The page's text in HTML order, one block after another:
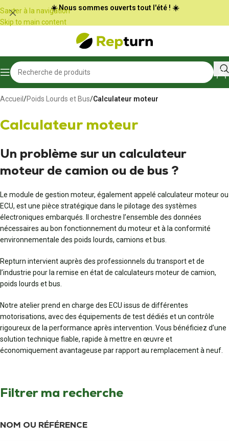
Panneau de gestion des cookies
Sauter à la navigation
Skip to main content
☀️ Nous sommes ouverts tout l'été ! ☀️
Accueil /Poids Lourds et Bus/Calculateur moteur
Calculateur moteur
Un problème sur un calculateur
moteur de camion ou de bus ?
Le module de gestion moteur, également appelé calculateur moteur ou
ECU, est une pièce stratégique dans le pilotage des systèmes
électroniques embarqués. Il orchestre l’ensemble des données
nécessaires au bon fonctionnement du moteur et à la conformité
environnementale des poids lourds, camions et bus.
Repturn intervient auprès des professionnels du transport et de
l’industrie pour la remise en état de calculateurs moteur de camion,
poids lourds et bus.
Notre atelier prend en charge des ECU issus de différentes
motorisations, avec des équipements de test dédiés et un contrôle
rigoureux de la performance après intervention. Vous bénéficiez d’une
solution technique fiable, rapide à mettre en œuvre et
économiquement avantageuse par rapport au remplacement à neuf.
Filtrer ma recherche
NOM OU RÉFÉRENCE